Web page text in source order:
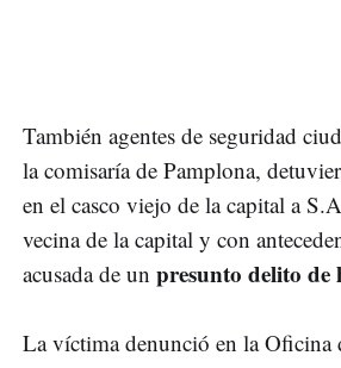
También agentes de seguridad
la comisaría de Pamplona,
en el casco viejo de la capital a
vecina de la capital y con
acusada de un presunto delito de
La víctima denunció en la Oficina